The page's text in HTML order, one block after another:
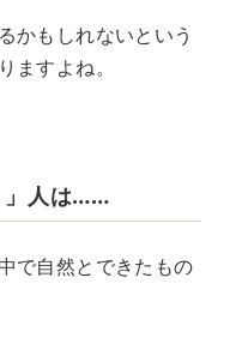
かもしれないという
ますよね。
」人は……
で自然とできたもの